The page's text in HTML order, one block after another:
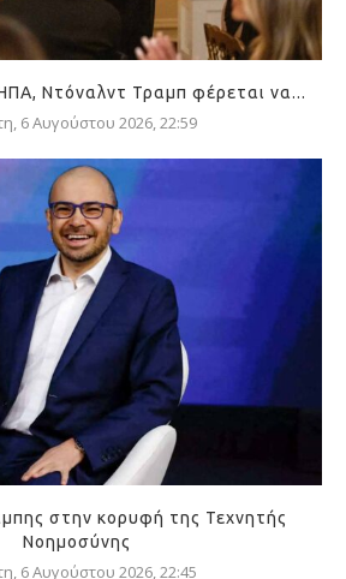
Ντόναλντ Τραμπ φέρεται να...
6 Αυγούστου 2026, 22:59
στην κορυφή της Τεχνητής
Νοημοσύνης
6 Αυγούστου 2026, 22:45